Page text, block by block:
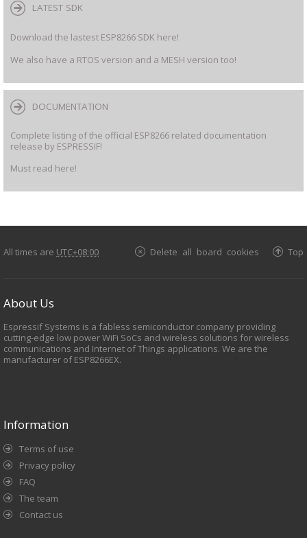
LATEST SDK
Download the lastest ESP8266 SDK here!
We also have a RTOS version and a MESH version too!
DOCUMENTATION
Complete listing of the official ESP8266 related documentation
release by ESPRESSIF!
Must read here!
All times are UTC+08:00 Top
Delete all board cookies
About Us
Espressif Systems is a fabless semiconductor company providing
cutting-edge low power WiFi SoCs and wireless solutions for wireless
communications and Internet of Things applications. We are the
manufacturer of ESP8266EX.
Information
Terms of use
Privacy policy
FAQ
The team
Contact us